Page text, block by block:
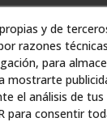
y de
razones
para
mostrarte
el análisis de
para consentir